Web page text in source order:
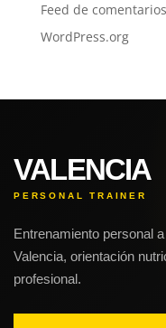
Feed de comentarios
WordPress.org
VALENCIA
PERSONAL TRAINER
Entrenamiento personal
Valencia, orientación
profesional.